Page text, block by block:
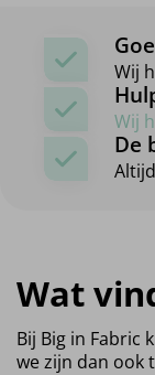
Wij
Wij
De
Wat
Bij Big in Fabric
we zijn dan ook